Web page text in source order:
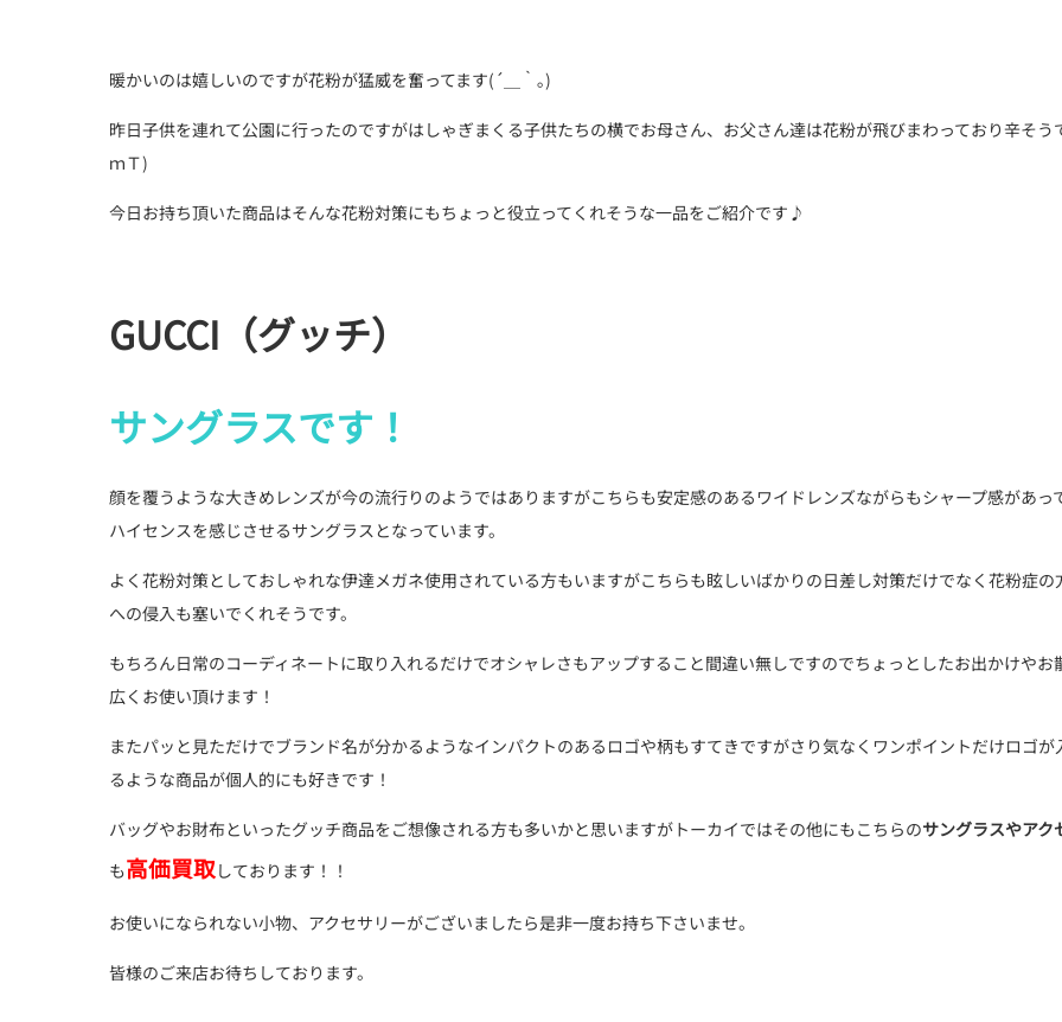
暖かいのは嬉しいのですが花粉が猛威を奮ってます(´＿｀｡)
昨日子供を連れて公園に行ったのですがはしゃぎまくる子供たちの横でお母さん、お父さん達は花粉が飛びまわっており辛そう
ｍＴ)
今日お持ち頂いた商品はそんな花粉対策にもちょっと役立ってくれそうな一品をご紹介です♪
GUCCI（グッチ）
サングラスです！
顔を覆うような大きめレンズが今の流行りのようではありますがこちらも安定感のあるワイドレンズながらもシャープ感があっ
ハイセンスを感じさせるサングラスとなっています。
よく花粉対策としておしゃれな伊達メガネ使用されている方もいますがこちらも眩しいばかりの日差し対策だけでなく花粉症の
への侵入も塞いでくれそうです。
もちろん日常のコーディネートに取り入れるだけでオシャレさもアップすること間違い無しですのでちょっとしたお出かけやお
広くお使い頂けます！
またパッと見ただけでブランド名が分かるようなインパクトのあるロゴや柄もすてきですがさり気なくワンポイントだけロゴが
るような商品が個人的にも好きです！
バッグやお財布といったグッチ商品をご想像される方も多いかと思いますがトーカイではその他にもこちらのサングラスやアク
も高価買取 しております！！
お使いになられない小物、アクセサリーがございましたら是非一度お持ち下さいませ。
皆様のご来店お待ちしております。